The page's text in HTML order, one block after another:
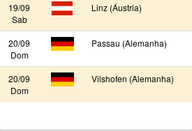
19/09
Sab
Linz (Áustria)
20/09
Dom
Passau (Alemanha)
20/09
Dom
Vilshofen (Alemanha)